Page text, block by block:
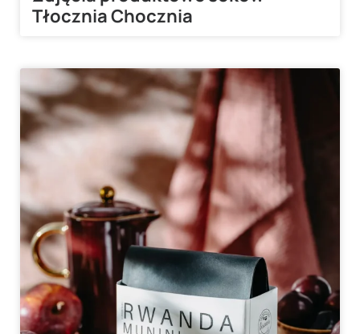
Tłocznia Chocznia